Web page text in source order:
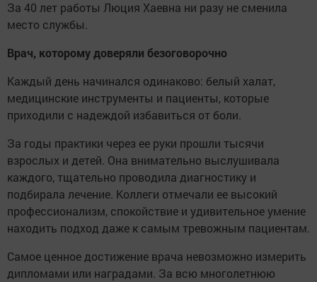
За 40 лет работы Люция Хаевна ни разу не сменила
место службы.
Врач, которому доверяли безоговорочно
Каждый день начинался одинаково: белый халат,
медицинские инструменты и пациенты, которые
приходили с надеждой избавиться от боли.
За годы практики через ее руки прошли тысячи
взрослых и детей. Она внимательно выслушивала
каждого, тщательно проводила диагностику и
подбирала лечение. Коллеги отмечали ее высокий
профессионализм, спокойствие и удивительное умение
находить подход даже к самым тревожным пациентам.
Самое ценное достижение врача невозможно измерить
дипломами или наградами. За всю многолетнюю